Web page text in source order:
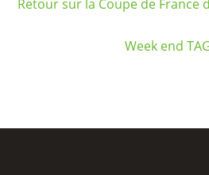
Retour sur la Coupe de France
Week end